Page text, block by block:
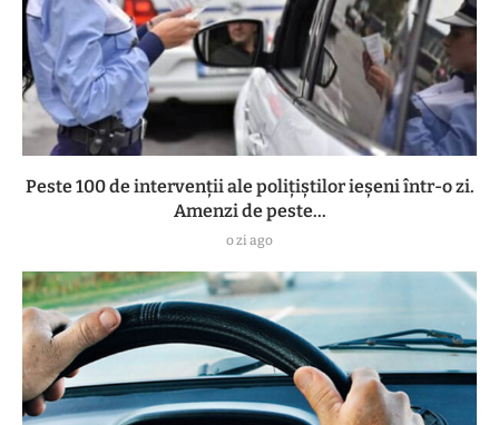
Peste 100 de intervenții ale polițiștilor ieșeni într-o zi.
Amenzi de peste...
o zi ago